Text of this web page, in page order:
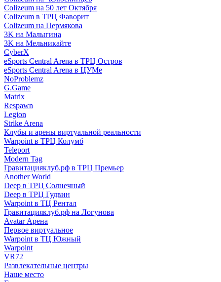
Colizeum на 50 лет Октября
Colizeum в ТРЦ Фаворит
Colizeum на Пермякова
3K на Малыгина
3K на Мельникайте
CyberX
eSports Central Arena в ТРЦ Остров
eSports Central Arena в ЦУМе
NoProblemz
G.Game
Matrix
Respawn
Legion
Strike Arena
Клубы и арены виртуальной реальности
Warpoint в ТРЦ Колумб
Teleport
Modern Tag
Гравитацияклуб.рф в ТРЦ Премьер
Another World
Deep в ТРЦ Солнечный
Deep в ТРЦ Гудвин
Warpoint в ТЦ Рентал
Гравитацияклуб.рф на Логунова
Avatar Арена
Первое виртуальное
Warpoint в ТЦ Южный
Warpoint
VR72
Развлекательные центры
Наше место